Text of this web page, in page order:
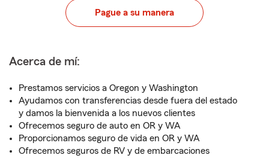
Pague a su manera
Acerca de mí:
Prestamos servicios a Oregon y Washington
Ayudamos con transferencias desde fuera del estado
y damos la bienvenida a los nuevos clientes
Ofrecemos seguro de auto en OR y WA
Proporcionamos seguro de vida en OR y WA
Ofrecemos seguros de RV y de embarcaciones